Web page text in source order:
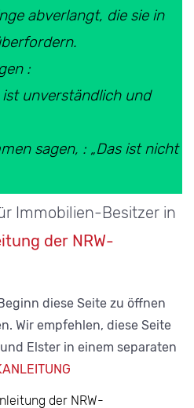
abverlangt, die sie in
:
unverständlich und
sagen, : „Das ist nicht
Immobilien-Besitzer in
der NRW-
diese Seite zu öffnen
Wir empfehlen, diese Seite
Elster in einem separaten
der NRW-